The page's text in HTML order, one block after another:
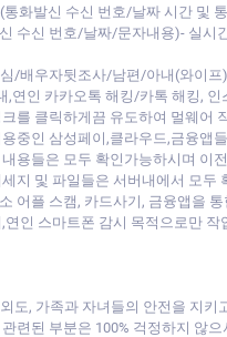
통화발신 수신 번호/날짜 시간 및
수신 번호/날짜/문자내용)- 실시
/배우자뒷조사/남편/아내(와이
,연인 카카오톡 해킹/카톡 해킹,
를 클릭하게끔 유도하여 멀웨어
중인 삼성페이,클라우드,금융
용들은 모두 확인가능하시며 이
지 및 파일들은 서버내에서 모
어플 스캠, 카드사기, 금융앱을
인 스마트폰 감시 목적으로만
도, 가족과 자녀들의 안전을 지
련된 부분은 100% 걱정하지 않